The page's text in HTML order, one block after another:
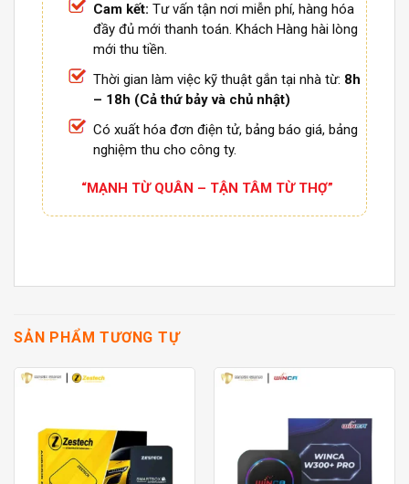
Cam kết: Tư vấn tận nơi miễn phí, hàng hóa
đầy đủ mới thanh toán. Khách Hàng hài lòng
mới thu tiền.
Thời gian làm việc kỹ thuật gắn tại nhà từ: 8h
– 18h (Cả thứ bảy và chủ nhật)
Có xuất hóa đơn điện tử, bảng báo giá, bảng
nghiệm thu cho công ty.
“MẠNH TỪ QUÂN – TẬN TÂM TỪ THỢ”
SẢN PHẨM TƯƠNG TỰ